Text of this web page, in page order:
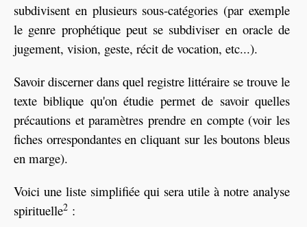
subdivisent en plusieurs sous-catégories (par exemple
le genre prophétique peut se subdiviser en oracle de
jugement, vision, geste, récit de vocation, etc...).
Savoir discerner dans quel registre littéraire se trouve le
texte biblique qu'on étudie permet de savoir quelles
précautions et paramètres prendre en compte (voir les
fiches orrespondantes en cliquant sur les boutons bleus
en marge).
Voici une liste simplifiée qui sera utile à notre analyse
spirituelle2 :